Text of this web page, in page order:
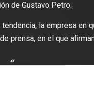
de Gustavo Petro.
la empresa en
prensa, en el que
Rodríguez se une al